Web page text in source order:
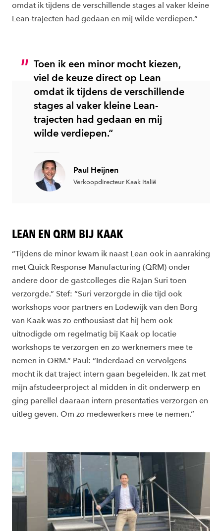
omdat ik tijdens de verschillende stages al vaker kleine
Lean-trajecten had gedaan en mij wilde verdiepen.“
Toen ik een minor mocht kiezen,
viel de keuze direct op Lean
omdat ik tijdens de verschillende
stages al vaker kleine Lean-
trajecten had gedaan en mij
wilde verdiepen.“
Paul Heijnen
Verkoopdirecteur Kaak Italië
LEAN EN QRM BIJ KAAK
“Tijdens de minor kwam ik naast Lean ook in aanraking
met Quick Response Manufacturing (QRM) onder
andere door de gastcolleges die Rajan Suri toen
verzorgde.” Stef: “Suri verzorgde in die tijd ook
workshops voor partners en Lodewijk van den Borg
van Kaak was zo enthousiast dat hij hem ook
uitnodigde om regelmatig bij Kaak op locatie
workshops te verzorgen en zo werknemers mee te
nemen in QRM.” Paul: “Inderdaad en vervolgens
mocht ik dat traject intern gaan begeleiden. Ik zat met
mijn afstudeerproject al midden in dit onderwerp en
ging parellel daaraan intern presentaties verzorgen en
uitleg geven. Om zo medewerkers mee te nemen.”